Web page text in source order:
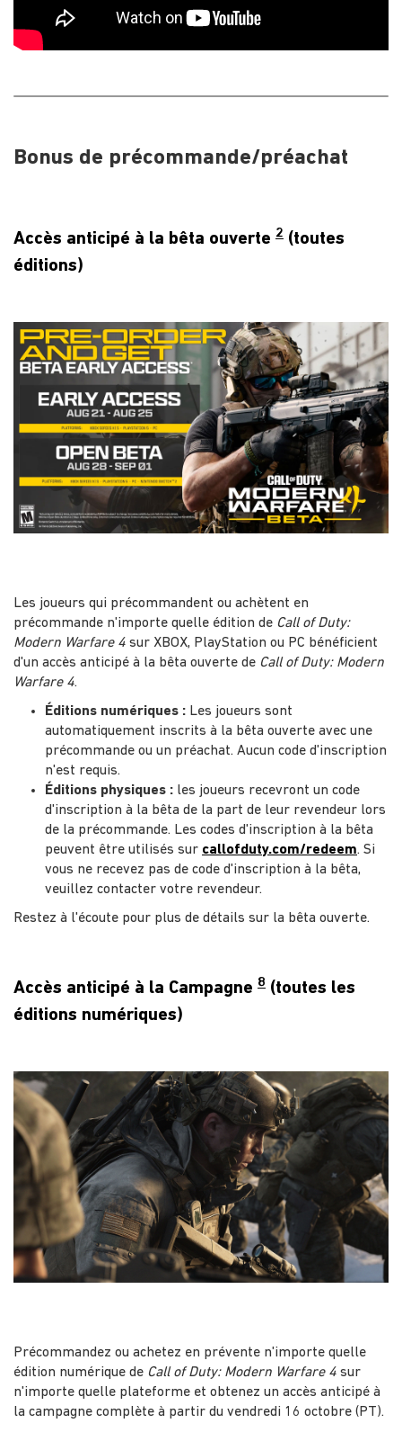
Bonus de précommande/préachat
Accès anticipé à la bêta ouverte 2 (toutes
éditions)
Les joueurs qui précommandent ou achètent en
précommande n'importe quelle édition de Call of Duty:
Modern Warfare 4 sur XBOX, PlayStation ou PC bénéficient
d'un accès anticipé à la bêta ouverte de Call of Duty: Modern
Warfare 4.
Éditions numériques : Les joueurs sont
automatiquement inscrits à la bêta ouverte avec une
précommande ou un préachat. Aucun code d'inscription
n'est requis.
Éditions physiques : les joueurs recevront un code
d'inscription à la bêta de la part de leur revendeur lors
de la précommande. Les codes d'inscription à la bêta
peuvent être utilisés sur callofduty.com/redeem. Si
vous ne recevez pas de code d'inscription à la bêta,
veuillez contacter votre revendeur.
Restez à l'écoute pour plus de détails sur la bêta ouverte.
Accès anticipé à la Campagne 8 (toutes les
éditions numériques)
Précommandez ou achetez en prévente n'importe quelle
édition numérique de Call of Duty: Modern Warfare 4 sur
n'importe quelle plateforme et obtenez un accès anticipé à
la campagne complète à partir du vendredi 16 octobre (PT).